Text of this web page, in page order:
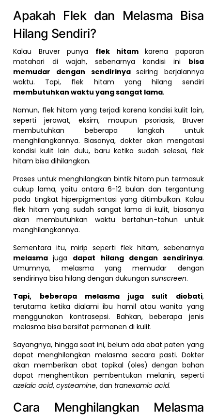
Apakah Flek dan Melasma Bisa
Hilang Sendiri?
Kalau Bruver punya flek hitamkarena paparan
matahari di wajah, sebenarnya kondisi ini bisa
memudar dengan sendirinyaseiring berjalannya
waktu. Tapi, flek hitam yang hilang sendiri
membutuhkan waktu yang sangat lama.
Namun, flek hitam yang terjadi karena kondisi kulit lain,
seperti jerawat, eksim, maupun psoriasis, Bruver
membutuhkan beberapa langkah untuk
menghilangkannya. Biasanya, dokter akan mengatasi
kondisi kulit lain dulu, baru ketika sudah selesai, flek
hitam bisa dihilangkan.
Proses untuk menghilangkan bintik hitam pun termasuk
cukup lama, yaitu antara 6-12 bulan dan tergantung
pada tingkat hiperpigmentasi yang ditimbulkan. Kalau
flek hitam yang sudah sangat lama di kulit, biasanya
akan membutuhkan waktu bertahun-tahun untuk
menghilangkannya.
Sementara itu, mirip seperti flek hitam, sebenarnya
melasmajuga dapat hilang dengan sendirinya.
Umumnya, melasma yang memudar dengan
sendirinya bisa hilang dengan dukungansunscreen.
Tapi, beberapa melasma juga sulit diobati,
terutama ketika dialami ibu hamil atau wanita yang
menggunakan kontrasepsi. Bahkan, beberapa jenis
melasma bisa bersifat permanen di kulit.
Sayangnya, hingga saat ini, belum ada obat paten yang
dapat menghilangkan melasma secara pasti. Dokter
akan memberikan obat topikal (oles) dengan bahan
dapat menghentikan pembentukan melanin, seperti
azelaic acid,cysteamine, dan tranexamic acid.
Cara Menghilangkan Melasma